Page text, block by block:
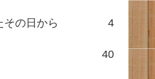
その日から 4
40